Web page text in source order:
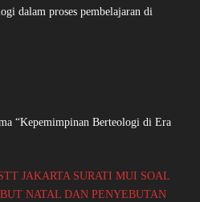
dalam proses pembelajaran di
“Kepemimpinan Berteologi di Era
JAKARTA SURATI MUI SOAL
NATAL DAN PENYEBUTAN